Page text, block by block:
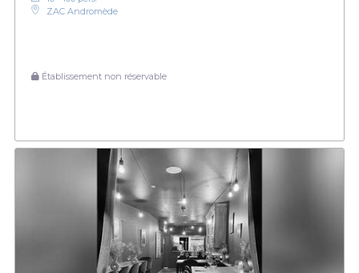
ZAC Andromède
Établissement non réservable